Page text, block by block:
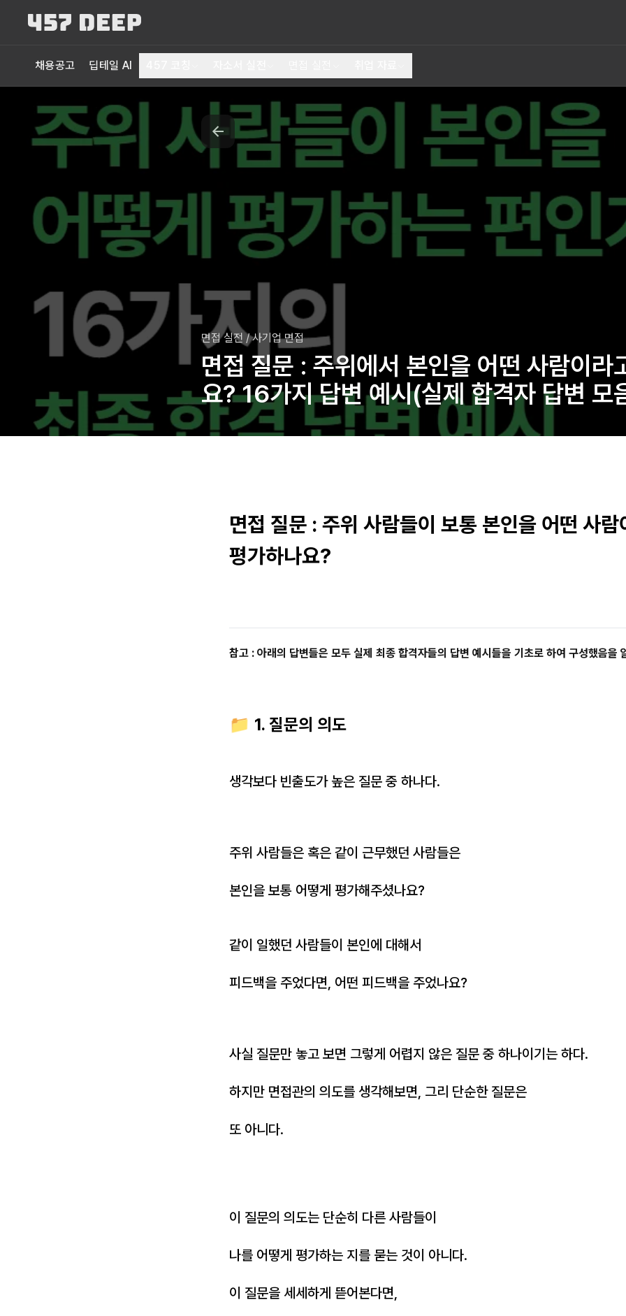
채용공고 딥테일 AI
면접 실전 /사기업 면접
면접 질문 : 주위에서 본인을 어떤 사람이라
요? 16가지 답변 예시(실제 합격자 답변 모
면접 질문 : 주위 사람들이 보통 본인을 어떤 사람
평가하나요?
참고 : 아래의 답변들은 모두 실제 최종 합격자들의 답변 예시들을 기초로 하여 구성했음을
📁 1. 질문의 의도
생각보다 빈출도가 높은 질문 중 하나다.
주위 사람들은 혹은 같이 근무했던 사람들은
본인을 보통 어떻게 평가해주셨나요?
같이 일했던 사람들이 본인에 대해서
피드백을 주었다면, 어떤 피드백을 주었나요?
사실 질문만 놓고 보면 그렇게 어렵지 않은 질문 중 하나이기는 하다.
하지만 면접관의 의도를 생각해보면, 그리 단순한 질문은
또 아니다.
이 질문의 의도는 단순히 다른 사람들이
나를 어떻게 평가하는 지를 묻는 것이 아니다.
이 질문을 세세하게 뜯어본다면,